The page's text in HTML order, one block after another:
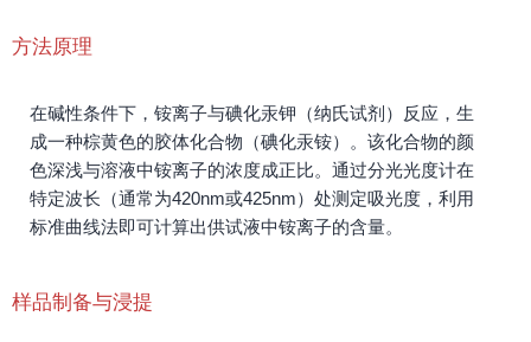
方法原理
在碱性条件下，铵离子与碘化汞钾（纳氏试剂）反应，生
成一种棕黄色的胶体化合物（碘化汞铵）。该化合物的颜
色深浅与溶液中铵离子的浓度成正比。通过分光光度计在
特定波长（通常为420nm或425nm）处测定吸光度，利用
标准曲线法即可计算出供试液中铵离子的含量。
样品制备与浸提